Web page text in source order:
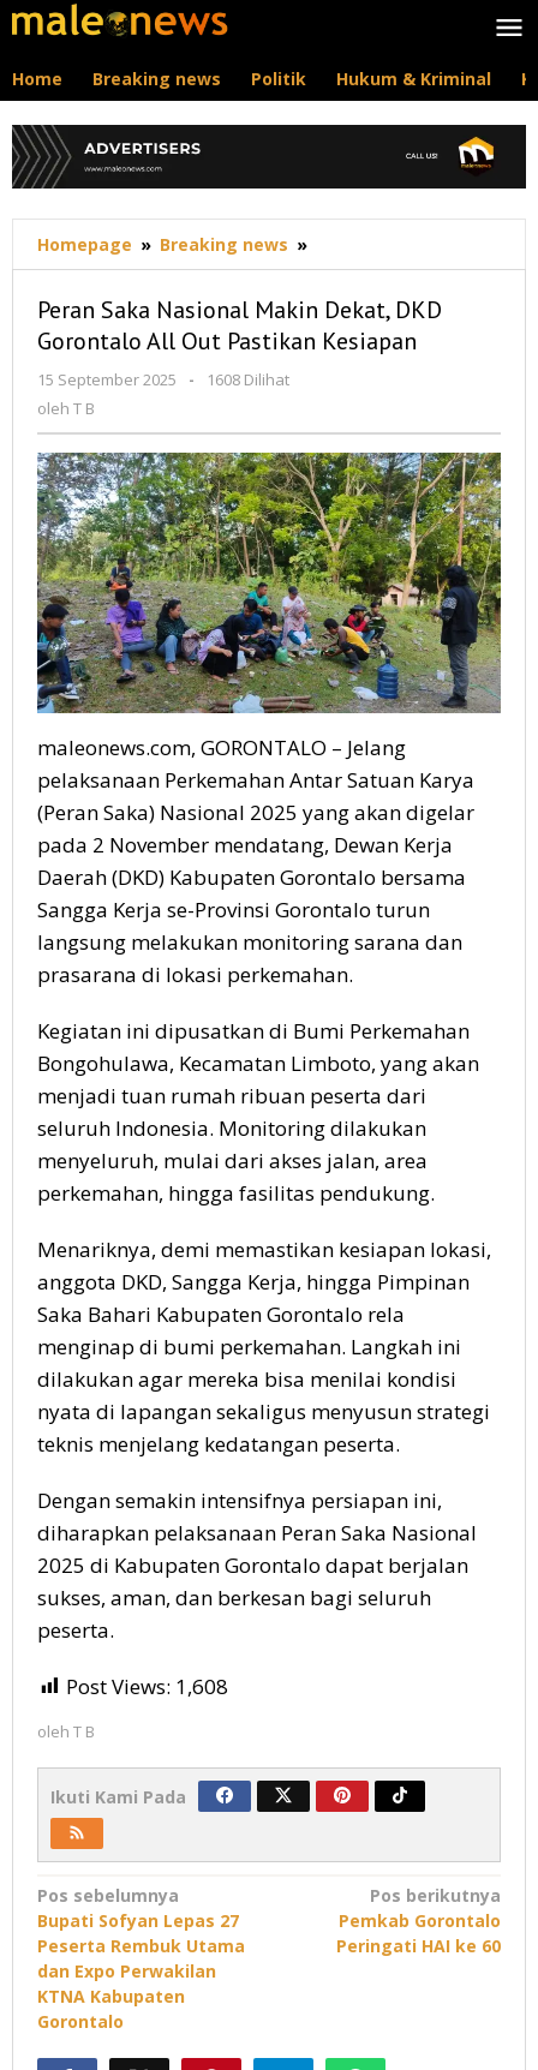
Lewati
ke
Home Breaking news Politik Hukum & Kriminal
Homepage » Breaking news »
Saka
Makin
Dekat,
Pastikan
Kesiapan
Peran Saka Nasional Makin Dekat, DKD
Gorontalo All Out Pastikan Kesiapan
15 September 2025
oleh
-
1608 Dilihat
oleh T B
maleonews.com, GORONTALO – Jelang
pelaksanaan Perkemahan Antar Satuan Karya
(Peran Saka) Nasional 2025 yang akan digelar
pada 2 November mendatang, Dewan Kerja
Daerah (DKD) Kabupaten Gorontalo bersama
Sangga Kerja se-Provinsi Gorontalo turun
langsung melakukan monitoring sarana dan
prasarana di lokasi perkemahan.
Kegiatan ini dipusatkan di Bumi Perkemahan
Bongohulawa, Kecamatan Limboto, yang akan
menjadi tuan rumah ribuan peserta dari
seluruh Indonesia. Monitoring dilakukan
menyeluruh, mulai dari akses jalan, area
perkemahan, hingga fasilitas pendukung.
Menariknya, demi memastikan kesiapan lokasi,
anggota DKD, Sangga Kerja, hingga Pimpinan
Saka Bahari Kabupaten Gorontalo rela
menginap di bumi perkemahan. Langkah ini
dilakukan agar mereka bisa menilai kondisi
nyata di lapangan sekaligus menyusun strategi
teknis menjelang kedatangan peserta.
Dengan semakin intensifnya persiapan ini,
diharapkan pelaksanaan Peran Saka Nasional
2025 di Kabupaten Gorontalo dapat berjalan
sukses, aman, dan berkesan bagi seluruh
peserta.
Post Views: 1,608
oleh T B
Ikuti Kami Pada
Navigasi
pos
Pos sebelumnya
Bupati Sofyan Lepas 27
Peserta Rembuk Utama
dan Expo Perwakilan
KTNA Kabupaten
Gorontalo
Pos berikutnya
Pemkab Gorontalo
Peringati HAI ke 60